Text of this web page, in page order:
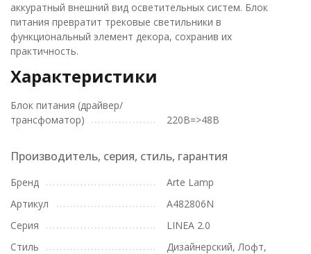
аккуратный внешний вид осветительных систем. Блок
питания превратит трековые светильники в
функциональный элемент декора, сохранив их
практичность.
Характеристики
Блок питания (драйвер/
трансфоматор)
220В=>48В
Производитель, серия, стиль, гарантия
Бренд
Arte Lamp
Артикул
A482806N
Серия
LINEA 2.0
Стиль
Дизайнерский, Лофт,